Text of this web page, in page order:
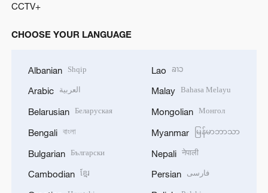
CCTV+
CHOOSE YOUR LANGUAGE
Albanian Shqip
Arabic العربية
Belarusian Беларуская
Bengali বাংলা
Bulgarian Български
Cambodian ខ្មែរ
Lao ລາວ
Malay Bahasa Melayu
Mongolian Монгол
Myanmar မြန်မာဘာသာ
Nepali नेपाली
Persian فارسی